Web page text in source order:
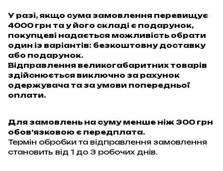
У разі, якщо сума замовлення перевищує
4000 грн та у його складі є подарунок,
покупцеві надається можливість обрати
один із варіантів: безкоштовну доставку
або подарунок.
Відправлення великогабаритних товарів
здійснюється виключно за рахунок
одержувача та за умови попередньої
оплати.
Для замовлень на суму менше ніж 300 грн
обов’язковою є передплата.
Термін обробки та відправлення замовлення
становить від 1 до 3 робочих днів.